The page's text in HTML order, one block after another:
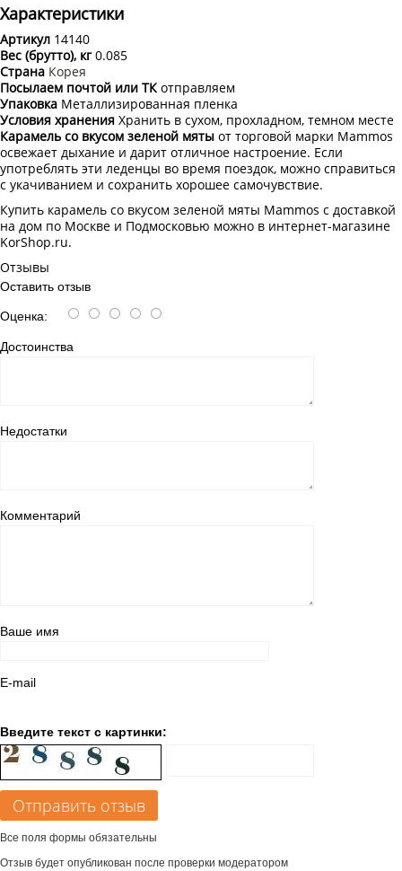
Характеристики
Артикул 14140
Вес (брутто), кг 0.085
Страна Корея
Посылаем почтой или ТК отправляем
Упаковка Металлизированная пленка
Условия хранения Хранить в сухом, прохладном, темном месте
Карамель со вкусом зеленой мяты от торговой марки Mammos
освежает дыхание и дарит отличное настроение. Если
употреблять эти леденцы во время поездок, можно справиться
с укачиванием и сохранить хорошее самочувствие.
Купить карамель со вкусом зеленой мяты Mammos с доставкой
на дом по Москве и Подмосковью можно в интернет-магазине
KorShop.ru.
Отзывы
Оставить отзыв
Оценка:
Достоинства
Недостатки
Комментарий
Ваше имя
E-mail
Введите текст с картинки:
Все поля формы обязательны
Отзыв будет опубликован после проверки модератором